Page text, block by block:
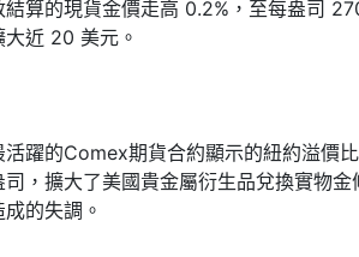
結算的現貨金價走高 0.2%，至每盎司
大近 20 美元。
活躍的Comex期貨合約顯示的紐約溢價
司，擴大了美國貴金屬衍生品兌換實物金
成的失調。